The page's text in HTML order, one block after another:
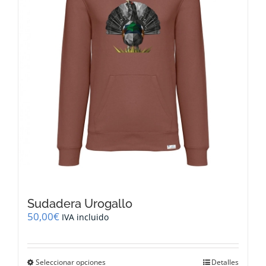
en
la
página
de
Sudadera Urogallo
50,00€ IVA incluido
Seleccionar opciones Detalles